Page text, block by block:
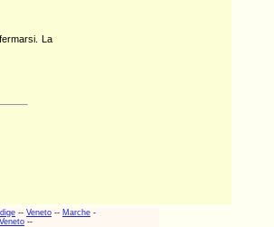
La
-- Veneto -- Marche -
Veneto --